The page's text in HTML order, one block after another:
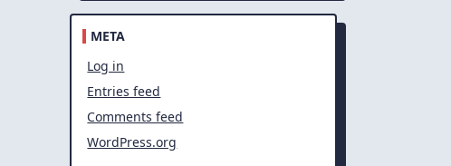
META
Log in
Entries feed
Comments feed
WordPress.org